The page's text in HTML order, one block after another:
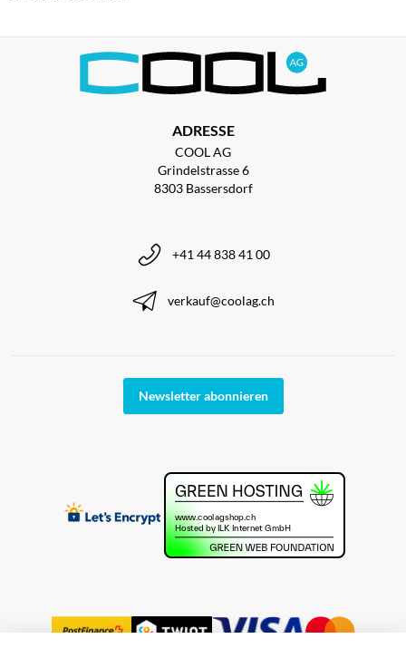
ADRESSE
COOL AG
Grindelstrasse 6
8303 Bassersdorf
+41 44 838 41 00
verkauf@coolag.ch
Newsletter abonnieren